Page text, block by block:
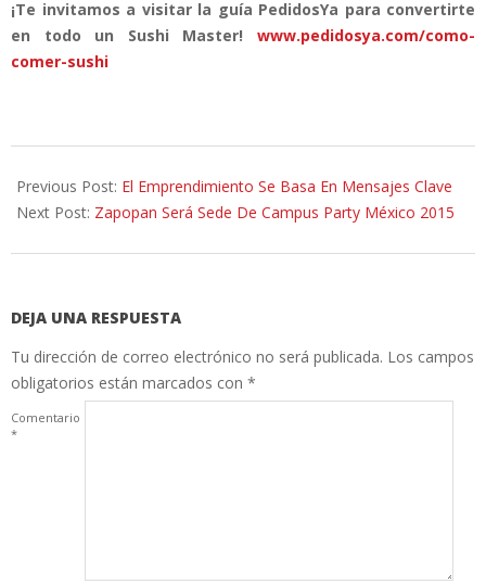
¡Te invitamos a visitar la guía PedidosYa para convertirte
en todo un Sushi Master! www.pedidosya.com/como-
comer-sushi
07-
03
Previous Post: El Emprendimiento Se Basa En Mensajes Clave
Next Post: Zapopan Será Sede De Campus Party México 2015
DEJA UNA RESPUESTA
Tu dirección de correo electrónico no será publicada. Los campos
obligatorios están marcados con *
Comentario
*